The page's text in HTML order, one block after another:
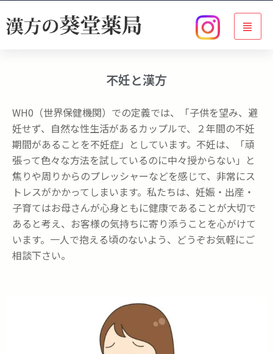
不妊と漢方
WH0（世界保健機関）での定義では、「子供を望み、避
妊せず、自然な性生活があるカップルで、２年間の不妊
期間があることを不妊症」としています。不妊は、「頑
張って色々な方法を試しているのに中々授からない」と
焦りや周りからのプレッシャーなどを感じて、非常にス
トレスがかかってしまいます。私たちは、妊娠・出産・
子育てはお母さんが心身ともに健康であることが大切で
あると考え、お客様の気持ちに寄り添うことを心がけて
います。一人で抱える頃のないよう、どうぞお気軽にご
相談下さい。